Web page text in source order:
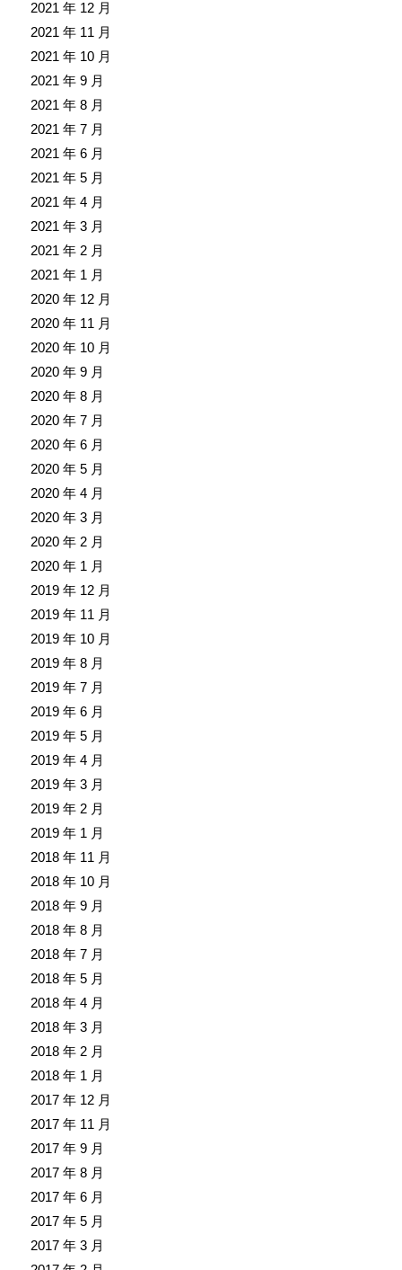
2021 年 12 月
2021 年 11 月
2021 年 10 月
2021 年 9 月
2021 年 8 月
2021 年 7 月
2021 年 6 月
2021 年 5 月
2021 年 4 月
2021 年 3 月
2021 年 2 月
2021 年 1 月
2020 年 12 月
2020 年 11 月
2020 年 10 月
2020 年 9 月
2020 年 8 月
2020 年 7 月
2020 年 6 月
2020 年 5 月
2020 年 4 月
2020 年 3 月
2020 年 2 月
2020 年 1 月
2019 年 12 月
2019 年 11 月
2019 年 10 月
2019 年 8 月
2019 年 7 月
2019 年 6 月
2019 年 5 月
2019 年 4 月
2019 年 3 月
2019 年 2 月
2019 年 1 月
2018 年 11 月
2018 年 10 月
2018 年 9 月
2018 年 8 月
2018 年 7 月
2018 年 5 月
2018 年 4 月
2018 年 3 月
2018 年 2 月
2018 年 1 月
2017 年 12 月
2017 年 11 月
2017 年 9 月
2017 年 8 月
2017 年 6 月
2017 年 5 月
2017 年 3 月